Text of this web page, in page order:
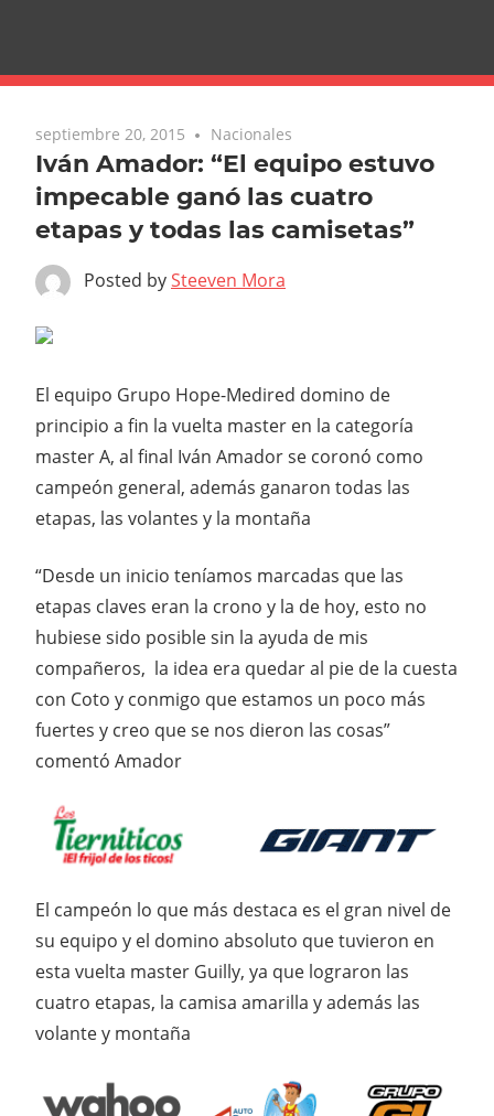
septiembre 20, 2015 Nacionales
Iván Amador: “El equipo estuvo
impecable ganó las cuatro
etapas y todas las camisetas”
Posted bySteeven Mora
El equipo Grupo Hope-Medired domino de
principio a fin la vuelta master en la categoría
master A, al final Iván Amador se coronó como
campeón general, además ganaron todas las
etapas, las volantes y la montaña
“Desde un inicio teníamos marcadas que las
etapas claves eran la crono y la de hoy, esto no
hubiese sido posible sin la ayuda de mis
compañeros, la idea era quedar al pie de la cuesta
con Coto y conmigo que estamos un poco más
fuertes y creo que se nos dieron las cosas”
comentó Amador
El campeón lo que más destaca es el gran nivel de
su equipo y el domino absoluto que tuvieron en
esta vuelta master Guilly, ya que lograron las
cuatro etapas, la camisa amarilla y además las
volante y montaña